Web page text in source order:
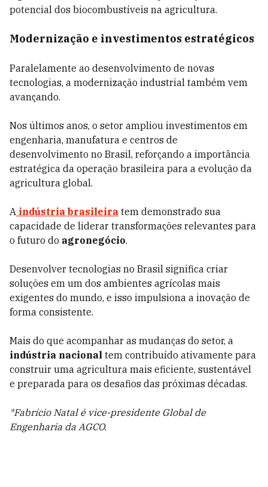
potencial dos biocombustíveis na agricultura.
Modernização e investimentos estratégicos
Paralelamente ao desenvolvimento de novas
tecnologias, a modernização industrial também vem
avançando.
Nos últimos anos, o setor ampliou investimentos em
engenharia, manufatura e centros de
desenvolvimento no Brasil, reforçando a importância
estratégica da operação brasileira para a evolução da
agricultura global.
A indústria brasileira tem demonstrado sua
capacidade de liderar transformações relevantes para
o futuro do agronegócio.
Desenvolver tecnologias no Brasil significa criar
soluções em um dos ambientes agrícolas mais
exigentes do mundo, e isso impulsiona a inovação de
forma consistente.
Mais do que acompanhar as mudanças do setor, a
indústria nacional tem contribuído ativamente para
construir uma agricultura mais eficiente, sustentável
e preparada para os desafios das próximas décadas.
*Fabrício Natal é vice-presidente Global de
Engenharia da AGCO.